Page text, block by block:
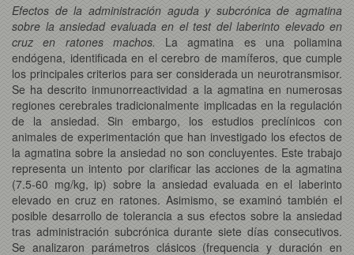
Efectos de la administración aguda y subcrónica de agmatina
sobre la ansiedad evaluada en el test del laberinto elevado en
cruz en ratones machos. La agmatina es una poliamina
endógena, identificada en el cerebro de mamíferos, que cumple
los principales criterios para ser considerada un neurotransmisor.
Se ha descrito inmunorreactividad a la agmatina en numerosas
regiones cerebrales tradicionalmente implicadas en la regulación
de la ansiedad. Sin embargo, los estudios preclínicos con
animales de experimentación que han investigado los efectos de
la agmatina sobre la ansiedad no son concluyentes. Este trabajo
representa un intento por clarificar las acciones de la agmatina
(7.5-60 mg/kg, ip) sobre la ansiedad evaluada en el laberinto
elevado en cruz en ratones. Asimismo, se examinó también el
posible desarrollo de tolerancia a sus efectos sobre la ansiedad
tras administración subcrónica durante siete días consecutivos.
Se analizaron parámetros clásicos (frequencia y duración en